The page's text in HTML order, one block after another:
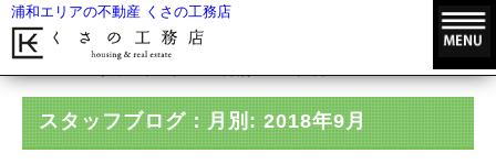
浦和エリアの不動産 くさの工務店
スタッフブログ：月別: 2018年9月